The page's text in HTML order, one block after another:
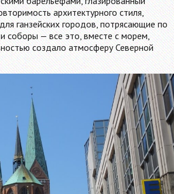
архитектурного стиля,
ганзейских городов, потрясающие по
соборы — все это, вместе с морем,
создало атмосферу Северной